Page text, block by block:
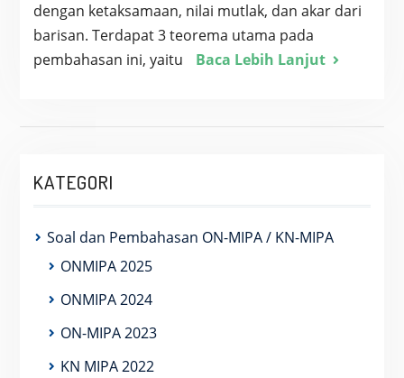
dengan ketaksamaan, nilai mutlak, dan akar dari
barisan. Terdapat 3 teorema utama pada
pembahasan ini, yaitu
Baca Lebih Lanjut
KATEGORI
Soal dan Pembahasan ON-MIPA / KN-MIPA
ONMIPA 2025
ONMIPA 2024
ON-MIPA 2023
KN MIPA 2022